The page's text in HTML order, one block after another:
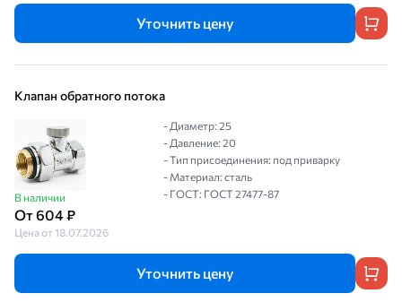
Уточнить цену
Клапан обратного потока
В наличии
От 604 ₽
Цена от 18.07.2026
- Диаметр: 25
- Давление: 20
- Тип присоединения: под приварку
- Материал: сталь
- ГОСТ: ГОСТ 27477-87
Уточнить цену